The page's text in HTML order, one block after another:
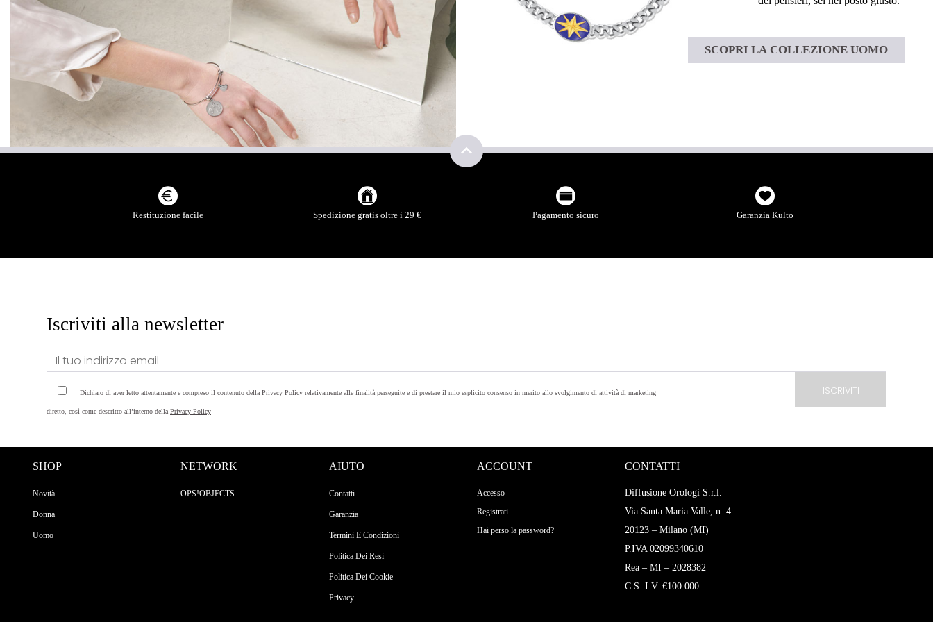
SCOPRI LA COLLEZIONE UOMO
Restituzione facile Spedizione gratis oltre i 29 € Pagamento sicuro Garanzia Kulto
Iscriviti alla newsletter
Dichiaro di aver letto attentamente e compreso il contenuto dellaPrivacy Policy relativamente alle finalità perseguite e di prestare il mio esplicito consenso in merito allo svolgimento di attività di marketing
diretto, così come descritto all’interno della Privacy Policy
SHOP
Novità
Donna
Uomo
NETWORK
OPS!OBJECTS
AIUTO
Contatti
Garanzia
Termini E Condizioni
Politica Dei Resi
Politica Dei Cookie
Privacy
ACCOUNT
Accesso
Registrati
Hai perso la password?
CONTATTI
Diffusione Orologi S.r.l.
Via Santa Maria Valle, n. 4
20123 – Milano (MI)
P.IVA 02099340610
Rea – MI – 2028382
C.S. I.V. €100.000